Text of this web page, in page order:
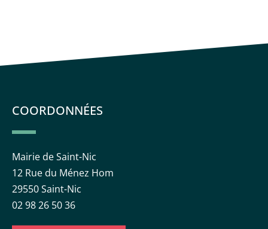
COORDONNÉES
Mairie de Saint-Nic
12 Rue du Ménez Hom
29550 Saint-Nic
02 98 26 50 36